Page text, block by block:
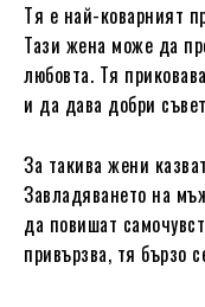
Тя е най-коварният
Тази жена може да
любовта. Тя
и да дава добри
За такива жени
Завладяването на
да повишат
привързва, тя бързо